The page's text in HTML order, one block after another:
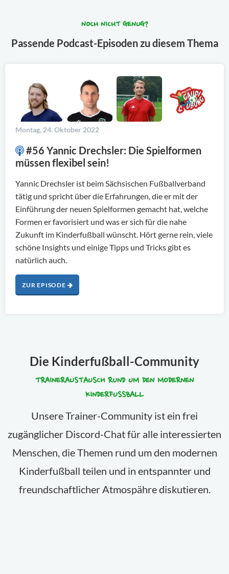
NOCH NICHT GENUG?
Passende Podcast-Episoden zu diesem Thema
Montag, 24. Oktober 2022
#56 Yannic Drechsler: Die Spielformen
müssen flexibel sein!
Yannic Drechsler ist beim Sächsischen Fußballverband
tätig und spricht über die Erfahrungen, die er mit der
Einführung der neuen Spielformen gemacht hat, welche
Formen er favorisiert und was er sich für die nahe
Zukunft im Kinderfußball wünscht. Hört gerne rein, viele
schöne Insights und einige Tipps und Tricks gibt es
natürlich auch.
ZUR EPISODE
Die Kinderfußball-Community
TRAINERAUSTAUSCH RUND UM DEN MODERNEN
KINDERFUSSBALL
Unsere Trainer-Community ist ein frei
zugänglicher Discord-Chat für alle interessierten
Menschen, die Themen rund um den modernen
Kinderfußball teilen und in entspannter und
freundschaftlicher Atmospähre diskutieren.